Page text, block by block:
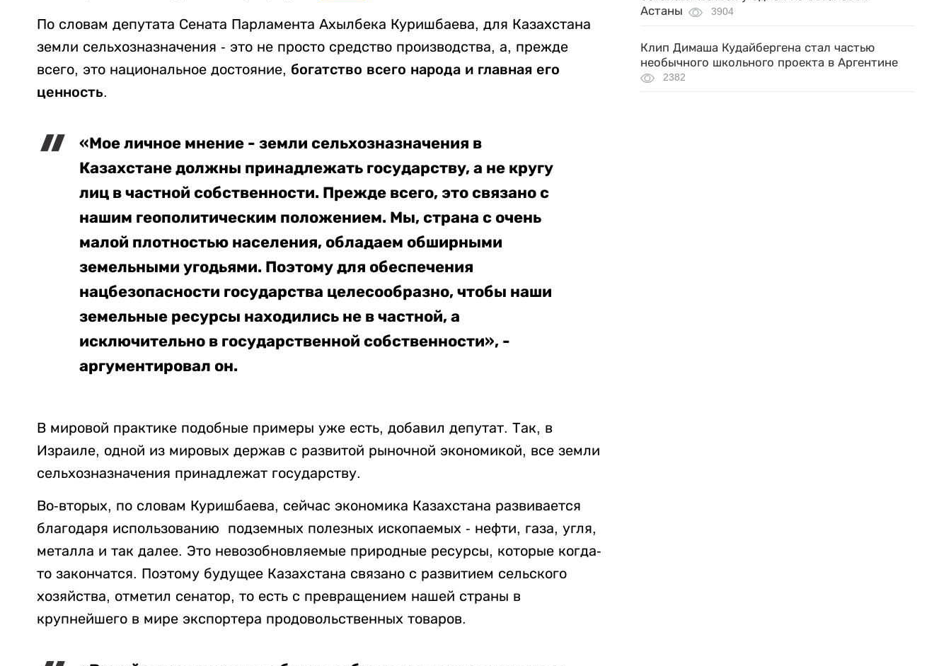
По словам депутата Сената Парламента Ахылбека Куришбаева, для Казахстана
земли сельхозназначения - это не просто средство производства, а, прежде
всего, это национальное достояние, богатство всего народа и главная его
ценность.
«Мое личное мнение - земли сельхозназначения в
Казахстане должны принадлежать государству, а не кругу
лиц в частной собственности. Прежде всего, это связано с
нашим геополитическим положением. Мы, страна с очень
малой плотностью населения, обладаем обширными
земельными угодьями. Поэтому для обеспечения
нацбезопасности государства целесообразно, чтобы наши
земельные ресурсы находились не в частной, а
исключительно в государственной собственности», -
аргументировал он.
В мировой практике подобные примеры уже есть, добавил депутат. Так, в
Израиле, одной из мировых держав с развитой рыночной экономикой, все земли
сельхозназначения принадлежат государству.
Во-вторых, по словам Куришбаева, сейчас экономика Казахстана развивается
благодаря использованию подземных полезных ископаемых - нефти, газа, угля,
металла и так далее. Это невозобновляемые природные ресурсы, которые когда-
то закончатся. Поэтому будущее Казахстана связано с развитием сельского
хозяйства, отметил сенатор, то есть с превращением нашей страны в
крупнейшего в мире экспортера продовольственных товаров.
Астаны
3904
Клип Димаша Кудайбергена стал частью
необычного школьного проекта в Аргентине
2382